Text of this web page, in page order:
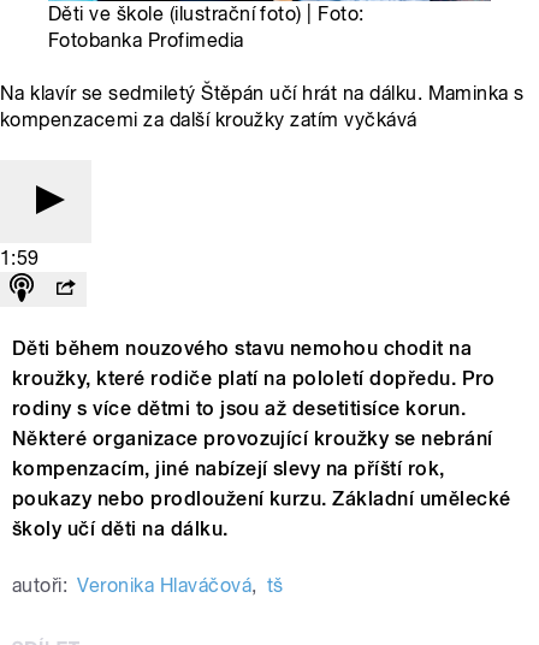
Děti ve škole (ilustrační foto) | Foto:
Fotobanka Profimedia
Na klavír se sedmiletý Štěpán učí hrát na dálku. Maminka s
kompenzacemi za další kroužky zatím vyčkává
1:59
Děti během nouzového stavu nemohou chodit na
kroužky, které rodiče platí na pololetí dopředu. Pro
rodiny s více dětmi to jsou až desetitisíce korun.
Některé organizace provozující kroužky se nebrání
kompenzacím, jiné nabízejí slevy na příští rok,
poukazy nebo prodloužení kurzu. Základní umělecké
školy učí děti na dálku.
autoři: Veronika Hlaváčová, tš